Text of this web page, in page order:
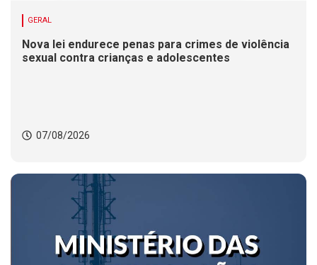
GERAL
Nova lei endurece penas para crimes de violência
sexual contra crianças e adolescentes
07/08/2026